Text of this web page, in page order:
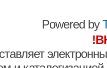
Powered by